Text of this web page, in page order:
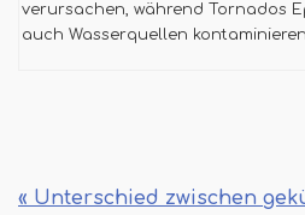
verursachen, während Tornados
auch Wasserquellen
« Unterschied zwischen